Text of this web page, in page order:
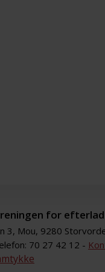
for
3, Mou, 9280
70 27 42 12 -